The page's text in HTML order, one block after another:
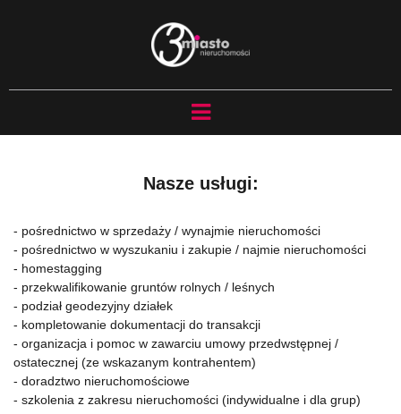
Nasze usługi:
- pośrednictwo w sprzedaży / wynajmie nieruchomości
- pośrednictwo w wyszukaniu i zakupie / najmie nieruchomości
- homestagging
- przekwalifikowanie gruntów rolnych / leśnych
- podział geodezyjny działek
- kompletowanie dokumentacji do transakcji
- organizacja i pomoc w zawarciu umowy przedwstępnej /
ostatecznej (ze wskazanym kontrahentem)
- doradztwo nieruchomościowe
- szkolenia z zakresu nieruchomości (indywidualne i dla grup)